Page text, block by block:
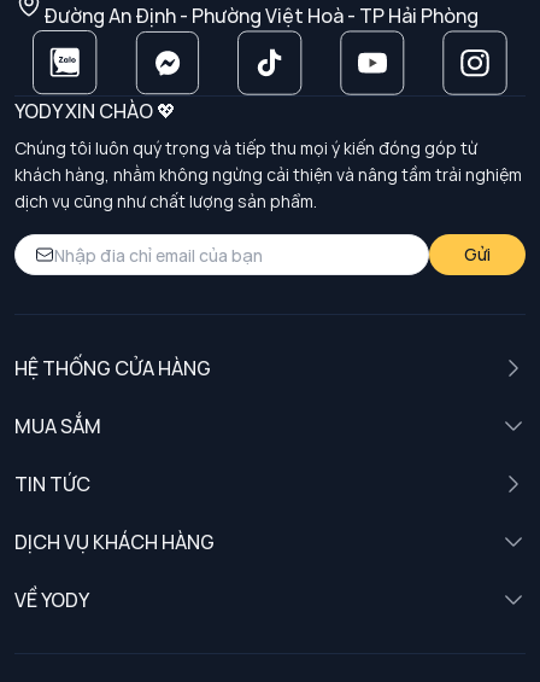
Đường An Định - Phường Việt Hoà - TP Hải Phòng
YODY XIN CHÀO 💖
Chúng tôi luôn quý trọng và tiếp thu mọi ý kiến đóng góp từ
khách hàng, nhằm không ngừng cải thiện và nâng tầm trải nghiệm
dịch vụ cũng như chất lượng sản phẩm.
Gửi
HỆ THỐNG CỬA HÀNG
MUA SẮM
TIN TỨC
DỊCH VỤ KHÁCH HÀNG
Chính sách khách hàng thân thiết
VỀ YODY